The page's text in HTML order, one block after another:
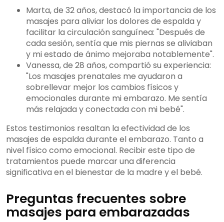
Marta, de 32 años, destacó la importancia de los
masajes para aliviar los dolores de espalda y
facilitar la circulación sanguínea: "Después de
cada sesión, sentía que mis piernas se aliviaban
y mi estado de ánimo mejoraba notablemente".
Vanessa, de 28 años, compartió su experiencia:
"Los masajes prenatales me ayudaron a
sobrellevar mejor los cambios físicos y
emocionales durante mi embarazo. Me sentía
más relajada y conectada con mi bebé".
Estos testimonios resaltan la efectividad de los
masajes de espalda durante el embarazo. Tanto a
nivel físico como emocional. Recibir este tipo de
tratamientos puede marcar una diferencia
significativa en el bienestar de la madre y el bebé.
Preguntas frecuentes sobre
masajes para embarazadas